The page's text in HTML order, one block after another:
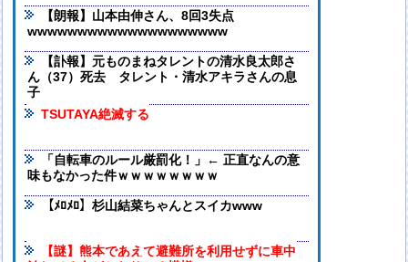
【朗報】山本由伸さん、8回3失点
wwwwwwwwwwwwwwwwwwww
【訃報】元ものまねタレントの清水良太郎さ
ん（37）死去 タレント・清水アキラさんの息
子
TSUTAYA絶滅する
「自転車のルール厳罰化！」← 正直なんの意
味もなかった件ｗｗｗｗｗｗｗｗ
【ﾒﾛﾒﾛ】杉山結菜ちゃんとスイカwww
【謎】熊本であえて避難所を利用せずに車中